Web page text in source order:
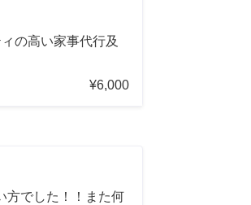
の高い家事代行及
¥6,000
方でした！！また何